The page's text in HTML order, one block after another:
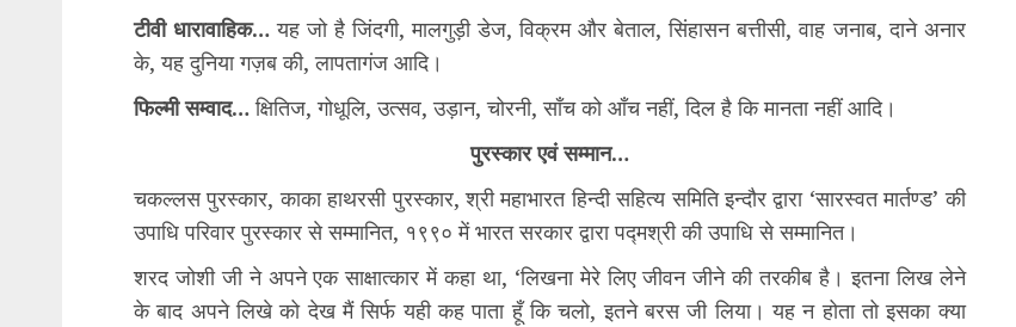
टीवी धारावाहिक… यह जो है जिंदगी, मालगुड़ी डेज, विक्रम और बेताल, सिंहासन बत्तीसी, वाह जनाब, दाने अनार
के, यह दुनिया गज़ब की, लापतागंज आदि।
फिल्मी सम्वाद…क्षितिज, गोधूलि, उत्सव, उड़ान, चोरनी, साँच को आँच नहीं, दिल है कि मानता नहीं आदि।
पुरस्कार एवं सम्मान…
चकल्लस पुरस्कार, काका हाथरसी पुरस्कार, श्री महाभारत हिन्दी सहित्य समिति इन्दौर द्वारा ‘सारस्वत मार्तण्ड’ की
उपाधि परिवार पुरस्कार से सम्मानित, १९९० में भारत सरकार द्वारा पद्मश्री की उपाधि से सम्मानित।
शरद जोशी जी ने अपने एक साक्षात्कार में कहा था, ‘लिखना मेरे लिए जीवन जीने की तरकीब है। इतना लिख लेने
के बाद अपने लिखे को देख मैं सिर्फ यही कह पाता हूँ कि चलो, इतने बरस जी लिया। यह न होता तो इसका क्या